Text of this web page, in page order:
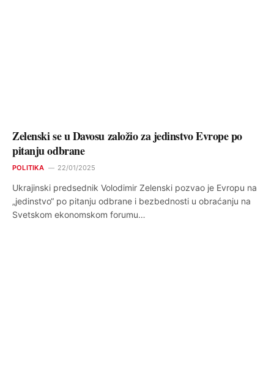
Zelenski se u Davosu založio za jedinstvo Evrope po
pitanju odbrane
POLITIKA 22/01/2025
Ukrajinski predsednik Volodimir Zelenski pozvao je Evropu na
„jedinstvo“ po pitanju odbrane i bezbednosti u obraćanju na
Svetskom ekonomskom forumu…